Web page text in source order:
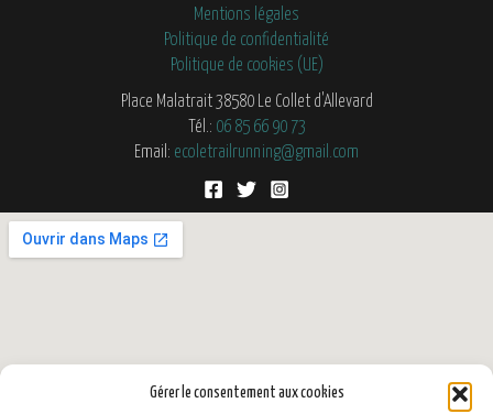
Gérer le consentement aux cookies
Mentions légales
Politique de confidentialité
Politique de cookies (UE)
Place Malatrait 38580 Le Collet d'Allevard
Tél.: 06 85 66 90 73
Email: ecoletrailrunning@gmail.com